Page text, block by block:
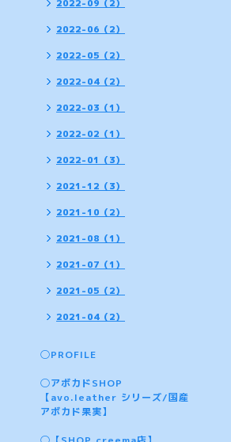
2022-09（2）
2022-06（2）
2022-05（2）
2022-04（2）
2022-03（1）
2022-02（1）
2022-01（3）
2021-12（3）
2021-10（2）
2021-08（1）
2021-07（1）
2021-05（2）
2021-04（2）
◯PROFILE
◯アボカドSHOP
【avo.leather シリーズ/国産
アボカド果実】